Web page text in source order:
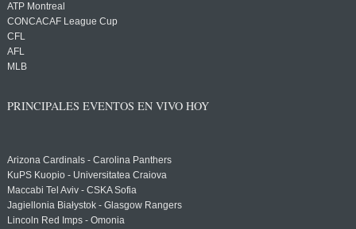
ATP Montreal
CONCACAF League Cup
CFL
AFL
MLB
PRINCIPALES EVENTOS EN VIVO HOY
Arizona Cardinals - Carolina Panthers
KuPS Kuopio - Universitatea Craiova
Maccabi Tel Aviv - CSKA Sofia
Jagiellonia Białystok - Glasgow Rangers
Lincoln Red Imps - Omonia